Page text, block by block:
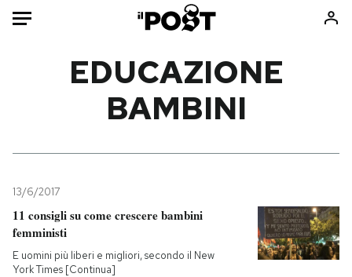
Mondo
Tecnologia
Internet
Cultura
Libri
Ok Boomer!
EDUCAZIONE
BAMBINI
13/6/2017
11 consigli su come crescere bambini
femministi
E uomini più liberi e migliori, secondo il New
York Times [Continua]